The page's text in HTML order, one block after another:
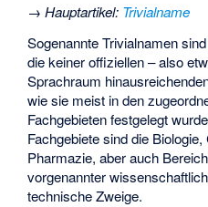
→Hauptartikel: Trivialname
Sogenannte Trivialnamen
die keiner offiziellen – also
Sprachraum
wie sie meist in den
Fachgebieten festgelegt
Fachgebiete sind die
Pharmazie, aber auch
vorgenannter
technische Zweige.